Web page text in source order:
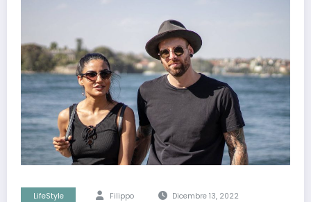
LifeStyle Filippo Dicembre 13, 2022